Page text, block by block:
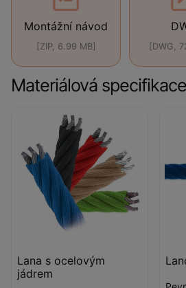
Montážní návod
[ZIP, 6.99 MB] [DWG,
Materiálová specifikace
Lana s ocelovým
jádrem